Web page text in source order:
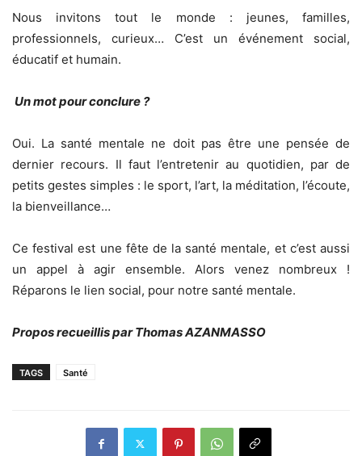
Nous invitons tout le monde : jeunes, familles,
professionnels, curieux… C’est un événement social,
éducatif et humain.
Un mot pour conclure ?
Oui. La santé mentale ne doit pas être une pensée de
dernier recours. Il faut l’entretenir au quotidien, par de
petits gestes simples : le sport, l’art, la méditation, l’écoute,
la bienveillance…
Ce festival est une fête de la santé mentale, et c’est aussi
un appel à agir ensemble. Alors venez nombreux !
Réparons le lien social, pour notre santé mentale.
Propos recueillis par Thomas AZANMASSO
TAGS Santé